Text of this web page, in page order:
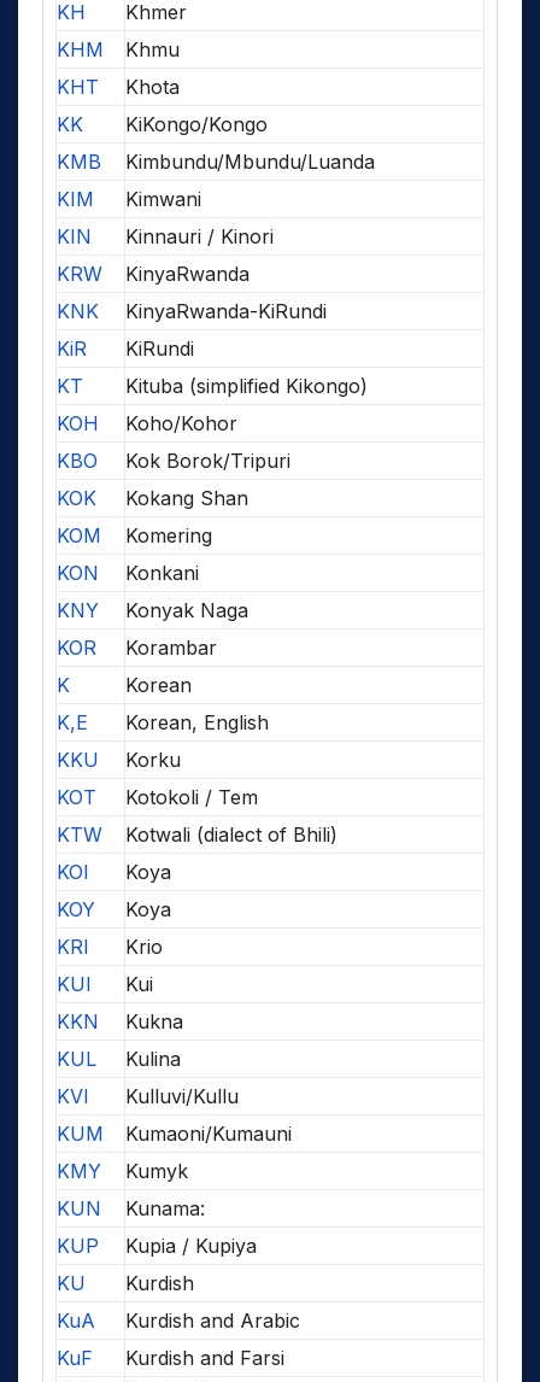
KH
Khmer
KHM
Khmu
KHT
Khota
KK
KiKongo/Kongo
KMB
Kimbundu/Mbundu/Luanda
KIM
Kimwani
KIN
Kinnauri / Kinori
KRW
KinyaRwanda
KNK
KinyaRwanda-KiRundi
KiR
KiRundi
KT
Kituba (simplified Kikongo)
KOH
Koho/Kohor
KBO
Kok Borok/Tripuri
KOK
Kokang Shan
KOM
Komering
KON
Konkani
KNY
Konyak Naga
KOR
Korambar
K
Korean
K,E
Korean, English
KKU
Korku
KOT
Kotokoli / Tem
KTW
Kotwali (dialect of Bhili)
KOI
Koya
KOY
Koya
KRI
Krio
KUI
Kui
KKN
Kukna
KUL
Kulina
KVI
Kulluvi/Kullu
KUM
Kumaoni/Kumauni
KMY
Kumyk
KUN
Kunama:
KUP
Kupia / Kupiya
KU
Kurdish
KuA
Kurdish and Arabic
KuF
Kurdish and Farsi